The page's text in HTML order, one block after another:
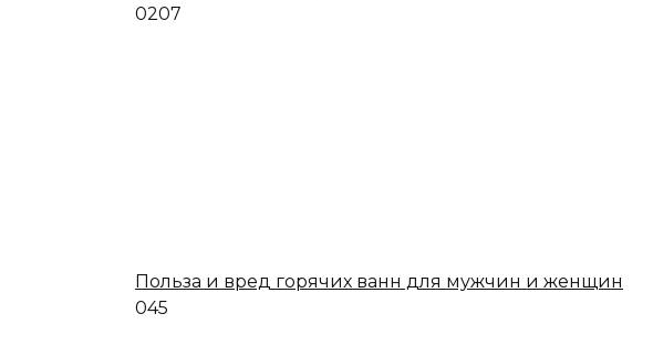
0207
Польза и вред горячих ванн для мужчин и женщин
045